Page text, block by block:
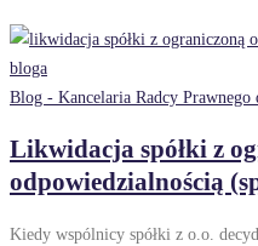
Blog - Kancelaria Radcy Prawnego
Likwidacja spółki z
odpowiedzialnością
Kiedy wspólnicy spółki z o.o.